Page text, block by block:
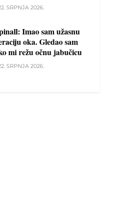
SRPNJA 2026.
Imao sam užasnu
oka. Gledao sam
mi režu očnu jabučicu
SRPNJA 2026.